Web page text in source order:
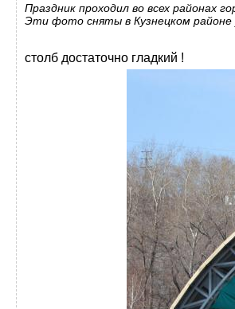
Праздник проходил во всех районах
Эти фото сняты в Кузнецком районе
столб достаточно гладкий !